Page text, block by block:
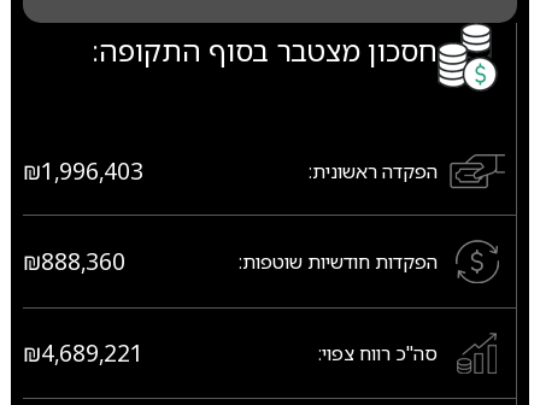
חסכון מצטבר בסוף התקופה:
הפקדה ראשונית: ₪1,996,403
הפקדות חודשיות שוטפות: ₪888,360
סה"כ רווח צפוי: ₪4,689,221